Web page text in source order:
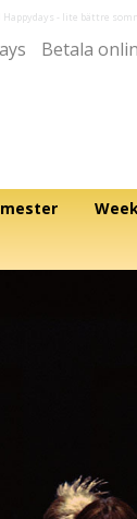
- lite bättre
Betala